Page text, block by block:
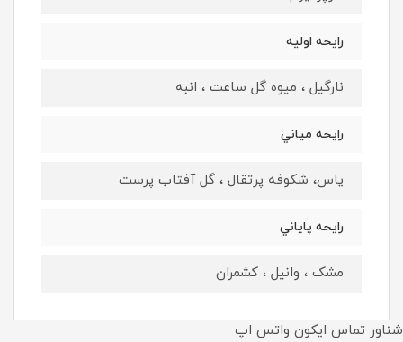
رايحه اوليه
نارگیل ، میوه گل ساعت ، انبه
رايحه مياني
یاس، شکوفه پرتقال ، گل آفتاب پرست
رايحه پاياني
مشک ، وانیل ، کشمران
شناور تماس ایکون واتس اپ